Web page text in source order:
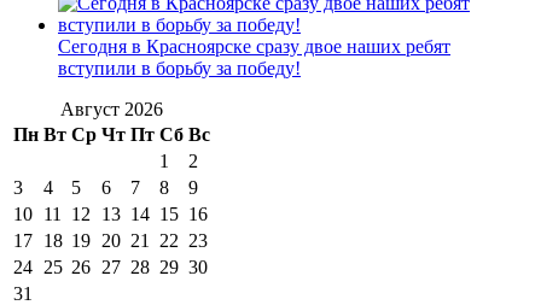
Сегодня в Красноярске сразу двое наших ребят
вступили в борьбу за победу!
Август 2026
Пн Вт Ср Чт Пт Сб Вс
1
2
3
4 5 6 7 8
9
10 11 12 13 14 15 16
17 18 19 20 21 22 23
24 25 26 27 28 29 30
31